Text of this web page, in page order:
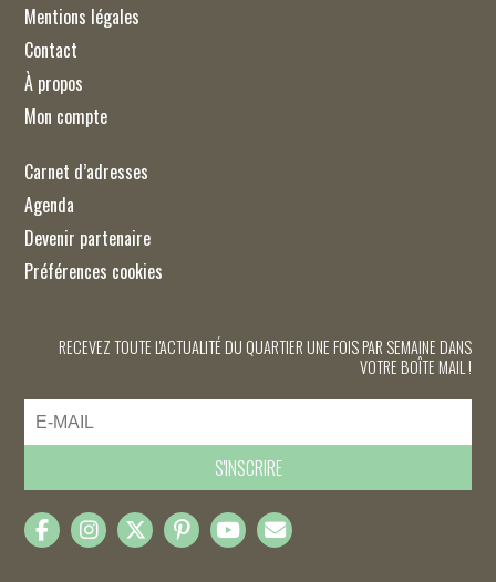
Mentions légales
Contact
À propos
Mon compte
Carnet d’adresses
Agenda
Devenir partenaire
Préférences cookies
RECEVEZ TOUTE L'ACTUALITÉ DU QUARTIER UNE FOIS PAR SEMAINE DANS
VOTRE BOÎTE MAIL !